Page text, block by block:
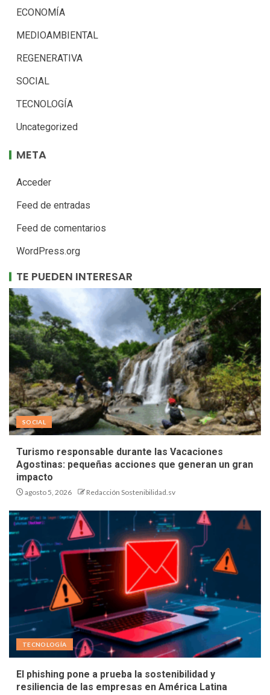
ECONOMÍA
MEDIOAMBIENTAL
REGENERATIVA
SOCIAL
TECNOLOGÍA
Uncategorized
META
Acceder
Feed de entradas
Feed de comentarios
WordPress.org
TE PUEDEN INTERESAR
SOCIAL
Turismo responsable durante las Vacaciones
Agostinas: pequeñas acciones que generan un gran
impacto
agosto 5, 2026 Redacción Sostenibilidad.sv
TECNOLOGÍA
El phishing pone a prueba la sostenibilidad y
resiliencia de las empresas en América Latina